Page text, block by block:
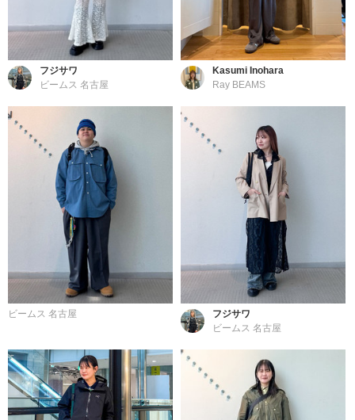
フジサワ
ビームス 名古屋
Kasumi Inohara
Ray BEAMS
ビームス 名古屋
フジサワ
ビームス 名古屋